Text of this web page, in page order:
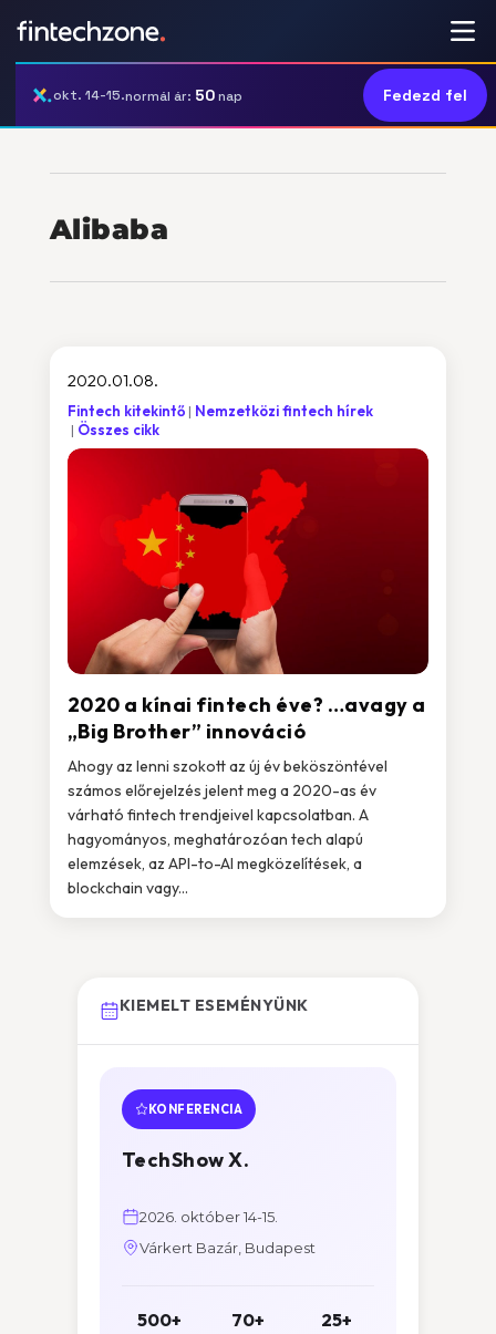
okt. 14-15.normál ár: 50nap Fedezd fel
Alibaba
2020 a kínai fintech éve? …avagy a
„Big Brother” innováció
2020.01.08.
Fintech kitekintő
Nemzetközi fintech hírek
Összes cikk
Ahogy az lenni szokott az új év beköszöntével
számos előrejelzés jelent meg a 2020-as év
várható fintech trendjeivel kapcsolatban. A
hagyományos, meghatározóan tech alapú
elemzések, az API-to-AI megközelítések, a
blockchain vagy...
KIEMELT ESEMÉNYÜNK
KONFERENCIA
TechShow X.
2026. október 14-15.
Várkert Bazár, Budapest
500+ 70+ 25+